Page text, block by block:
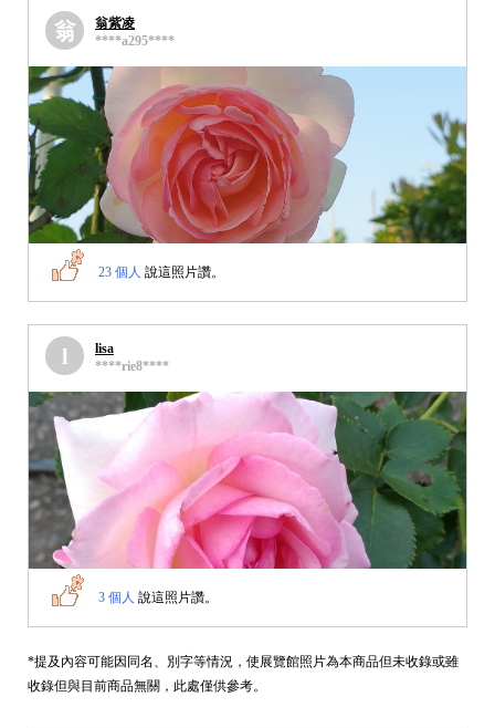
翁
翁紫凌
****a295****
23 個人 說這照片讚。
l
lisa
****rie8****
3 個人 說這照片讚。
*提及內容可能因同名、別字等情況，使展覽館照片為本商品但未收錄或雖
收錄但與目前商品無關，此處僅供參考。